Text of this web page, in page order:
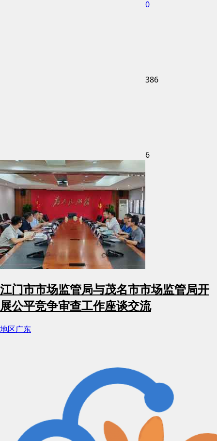
0
386
6
江门市市场监管局与茂名市市场监管局开
展公平竞争审查工作座谈交流
地区广东